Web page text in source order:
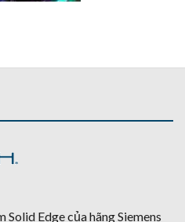
Solid Edge của hãng Siemens